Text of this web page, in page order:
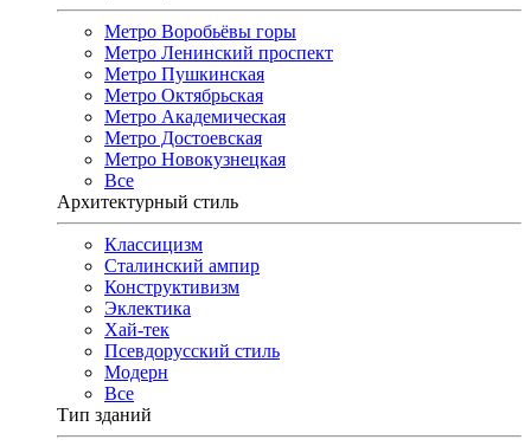
Метро Воробьёвы горы
Метро Ленинский проспект
Метро Пушкинская
Метро Октябрьская
Метро Академическая
Метро Достоевская
Метро Новокузнецкая
Все
Архитектурный стиль
Классицизм
Сталинский ампир
Конструктивизм
Эклектика
Хай-тек
Псевдорусский стиль
Модерн
Все
Тип зданий